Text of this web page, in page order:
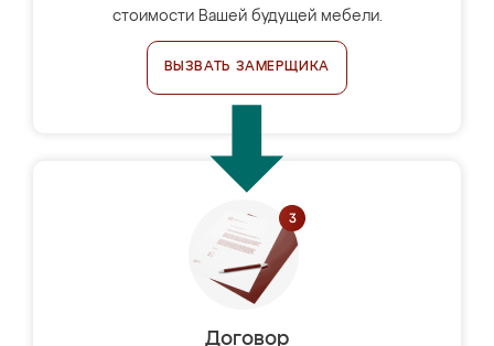
стоимости Вашей будущей мебели.
ВЫЗВАТЬ ЗАМЕРЩИКА
Договор